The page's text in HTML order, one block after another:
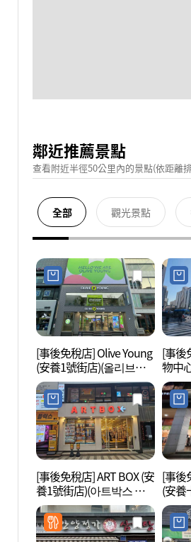
鄰近推薦景點
查看附近半徑50公里內的景點(依距離
全部 觀光景點
[事後免稅店] Olive Young
(安養1號街店)(올리브영
안양1번가점)
[事後
物中
렛 안
[事後免稅店] ART BOX (安
養1號街店)(아트박스 안
양1번가)
[事後
(安養
영 안